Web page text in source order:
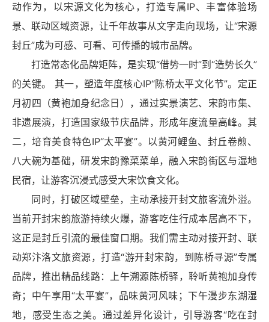
动作为，以宋源文化为核心，打造专属IP、丰富体验场
景、联动区域资源，让千年故事从文字走向现场，让“宋源
封丘”成为可感、可看、可传播的城市品牌。
打造常态化品牌矩阵，是实现“借势一时”到“造势长久”
的关键。 其一，塑造年度核心IP“陈桥太平文化节”。定正
月初四（黄袍加身纪念日），通过实景演艺、宋韵市集、
非遗展演，打造国家级节庆品牌，形成年度流量高峰。其
二，培育美食特色IP“太平宴”。以黄河鲤鱼、封丘卷煎、
八大碗为基础，研发宋韵豫菜菜单，融入宋韵街区与湿地
民宿，让游客沉浸式感受大宋饮食文化。
同时，打破区域壁垒，主动承接开封文旅客流外溢。
当前开封宋韵旅游持续火爆，游客吃住行成本居高不下，
这正是封丘引流的最佳窗口期。我们需主动对接开封、联
动郑汴洛文旅资源，打造“游开封宋韵，到陈桥寻源”专属
品牌，推出精品线路：上午溯源陈桥驿，聆听黄袍加身传
奇；中午享用“太平宴”，品味黄河风味；下午漫步东湖湿
地，感受生态之美。通过差异化设计，引导游客“吃在封